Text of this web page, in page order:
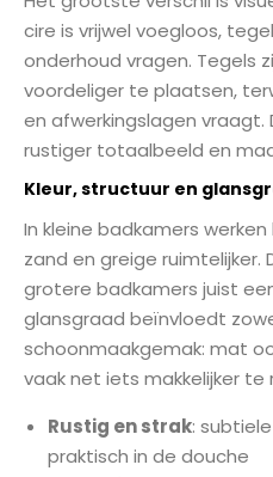
cire is vrijwel voegloos,
onderhoud vragen. Tegels
voordeliger te plaatsen,
en afwerkingslagen
rustiger totaalbeeld en
Kleur, structuur en
In kleine badkamers
zand en greige ruimtelijker.
grotere badkamers juist
glansgraad beïnvloedt
schoonmaakgemak: mat
vaak net iets makkelijker te
Rustig en strak:
praktisch in de douche